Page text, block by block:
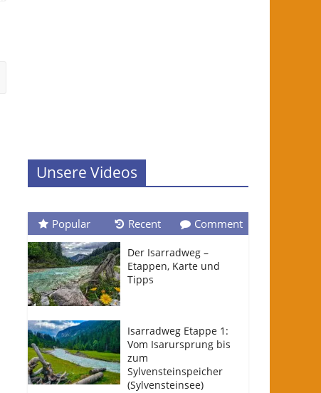
Unsere Videos
Popular Recent Comment
Der Isarradweg –
Etappen, Karte und
Tipps
Isarradweg Etappe 1:
Vom Isarursprung bis
zum
Sylvensteinspeicher
(Sylvensteinsee)